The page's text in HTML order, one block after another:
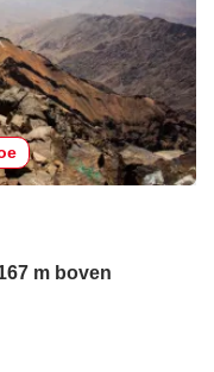
m boven